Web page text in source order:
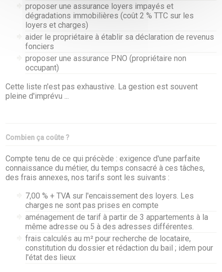
proposer une assurance loyers impayés et
dégradations immobilières (coût 2 % TTC sur les
loyers et charges)
aider le propriétaire à établir sa déclaration de revenus
fonciers
proposer une assurance PNO (propriétaire non
occupant)
Cette liste n'est pas exhaustive. La gestion est souvent
pleine d'imprévu ...
Combien ça coûte ?
Compte tenu de ce qui précède : exigence d'une parfaite
connaissance du métier, du temps consacré à ces tâches,
des frais annexes, nos tarifs sont les suivants :
7,00 % + TVA sur l'encaissement des loyers. Les
charges ne sont pas prises en compte
aménagement de tarif à partir de 3 appartements à la
même adresse ou 5 à des adresses différentes.
frais calculés au m² pour recherche de locataire,
constitution du dossier et rédaction du bail ; idem pour
l'état des lieux